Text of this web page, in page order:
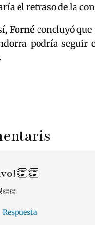
el retraso de la
Forné concluyó
podría seguir
Respuesta